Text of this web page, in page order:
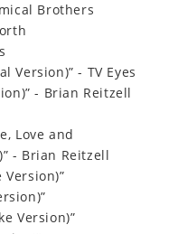
Brothers
Version)” - TV Eyes
- Brian Reitzell
Love and
- Brian Reitzell
Version)”
Version)”